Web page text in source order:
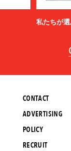
私たちが
CONTACT
ADVERTISING
POLICY
RECRUIT